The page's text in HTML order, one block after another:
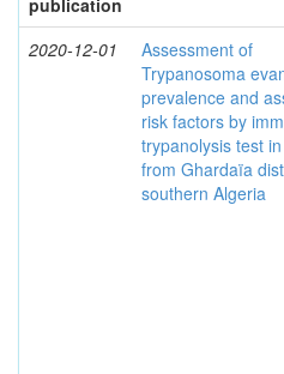
publication
2020-12-01
Assessment of
Trypanosoma
prevalence and
risk factors by
trypanolysis test
from Ghardaïa
southern Algeria